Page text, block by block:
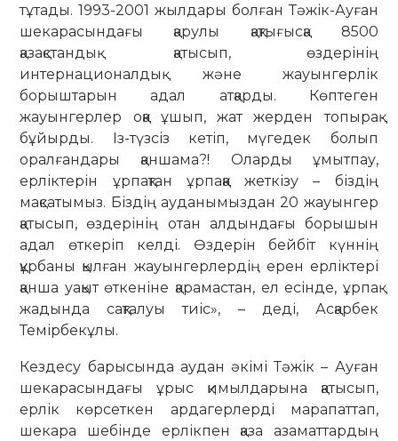
тұтады. 1993-2001 жылдары болған Тәжік-Ауған
шекарасындағы қарулы қақтығысқа 8500
қазақстандық қатысып, өздерінің
интернационалдық және жауынгерлік
борыштарын адал атқарды. Көптеген
жауынгерлер оққа ұшып, жат жерден топырақ
бұйырды. Із-түзсіз кетіп, мүгедек болып
оралғандары қаншама?! Оларды ұмытпау,
ерліктерін ұрпақтан ұрпаққа жеткізу – біздің
мақсатымыз. Біздің ауданымыздан 20 жауынгер
қатысып, өздерінің отан алдындағы борышын
адал өткеріп келді. Өздерін бейбіт күннің
құрбаны қылған жауынгерлердің ерен ерліктері
қанша уақыт өткеніне қарамастан, ел есінде, ұрпақ
жадында сақталуы тиіс», – деді, Асқарбек
Темірбекұлы.
Кездесу барысында аудан әкімі Тәжік – Ауған
шекарасындағы ұрыс қимылдарына қатысып,
ерлік көрсеткен ардагерлерді марапаттап,
шекара шебінде ерлікпен қаза азаматтардың